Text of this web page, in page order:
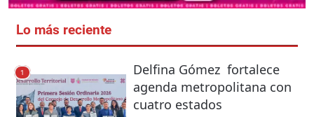
Lo más reciente
1
Delfina Gómez fortalece
agenda metropolitana con
cuatro estados